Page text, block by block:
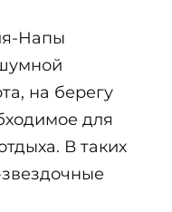
Напы
на берегу
для
В таких